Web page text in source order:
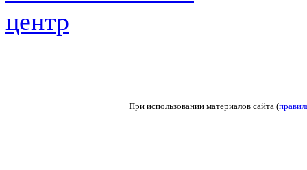
центр
При использовании материалов сайта (